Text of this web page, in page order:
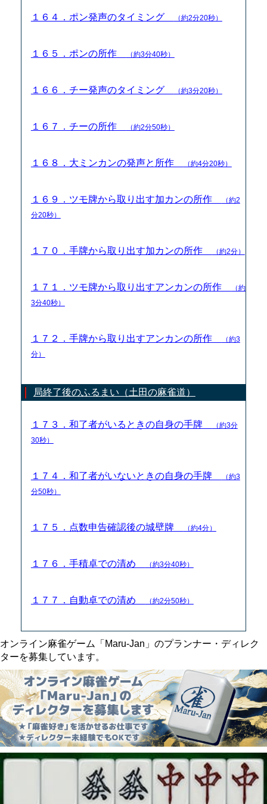
１６４．ポン発声のタイミング （約2分20秒）
１６５．ポンの所作 （約3分40秒）
１６６．チー発声のタイミング （約3分20秒）
１６７．チーの所作 （約2分50秒）
１６８．大ミンカンの発声と所作 （約4分20秒）
１６９．ツモ牌から取り出す加カンの所作
（約2
分20秒）
１７０．手牌から取り出す加カンの所作 （約2分）
１７１．ツモ牌から取り出すアンカンの所作
（約
3分40秒）
１７２．手牌から取り出すアンカンの所作
（約3
分）
局終了後のふるまい（土田の麻雀道）
１７３．和了者がいるときの自身の手牌
（約3分
30秒）
１７４．和了者がいないときの自身の手牌
（約3
分50秒）
１７５．点数申告確認後の城壁牌 （約4分）
１７６．手積卓での清め （約3分40秒）
１７７．自動卓での清め （約2分50秒）
オンライン麻雀ゲーム「Maru-Jan」のプランナー・ディレク
ターを募集しています。